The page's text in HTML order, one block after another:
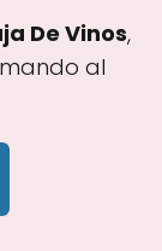
De Vinos,
al